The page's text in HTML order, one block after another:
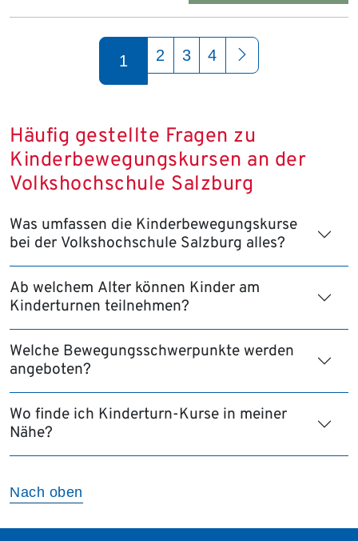
1 2 3 4
Häufig gestellte Fragen zu
Kinderbewegungskursen an der
Volkshochschule Salzburg
Was umfassen die Kinderbewegungskurse
bei der Volkshochschule Salzburg alles?
Ab welchem Alter können Kinder am
Kinderturnen teilnehmen?
Welche Bewegungsschwerpunkte werden
angeboten?
Wo finde ich Kinderturn-Kurse in meiner
Nähe?
Nach oben